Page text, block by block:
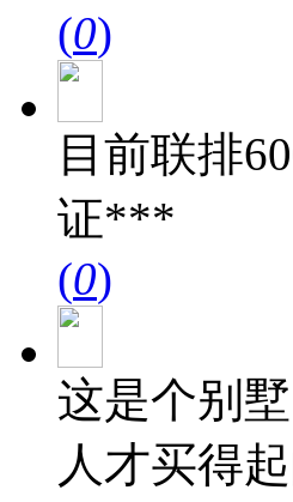
(0)
目前联排
证***
(0)
这是个别
人才买得